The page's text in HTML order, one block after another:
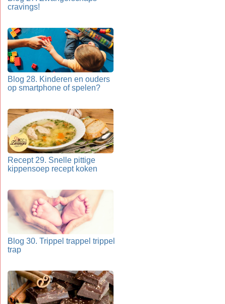
cravings!
Blog 28. Kinderen en ouders
op smartphone of spelen?
Recept 29. Snelle pittige
kippensoep recept koken
Blog 30. Trippel trappel trippel
trap